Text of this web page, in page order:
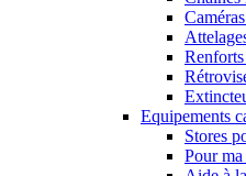
Renforts
Equipements
Stores
Pour ma